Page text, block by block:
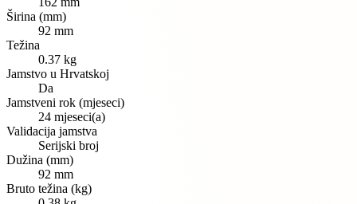
Širina (mm)
92 mm
Težina
0.37 kg
Jamstvo u Hrvatskoj
Da
Jamstveni rok (mjeseci)
24 mjeseci(a)
Validacija jamstva
Serijski broj
Dužina (mm)
92 mm
Bruto težina (kg)